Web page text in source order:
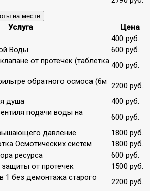
на месте
Услуга
Цена
400 руб.
Воды
600 руб.
от протечек (таблетка 400 руб.
обратного осмоса (6м 2200 руб.
душа
400 руб.
подачи воды на
600 руб.
давление
1800 руб.
Осмотических систем
1800 руб.
ресурса
600 руб.
от протечек
1500 руб.
1 без демонтажа старого
2200 руб.